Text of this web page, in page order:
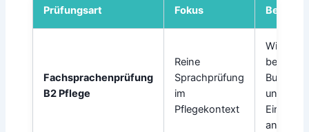
Prüfungsart Fokus
Fachsprachenprüfung
B2 Pflege
Reine
Sprachprüfung
im
Pflegekontext
Wird von
und